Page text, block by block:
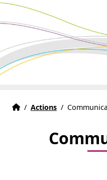
Home
Accueil
/ Actions /